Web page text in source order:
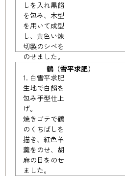
しを入れ黒餡
を包み、木型
を用いて成型
し、黄色い煉
切製のシベを
のせました。
鶴（雪平求肥）
白雪平求肥
生地で白餡を
包み手型仕上
げ。
焼きゴテで鶴
のくちばしを
描き、紅色羊
羹をのせ、胡
麻の目をのせ
ました。